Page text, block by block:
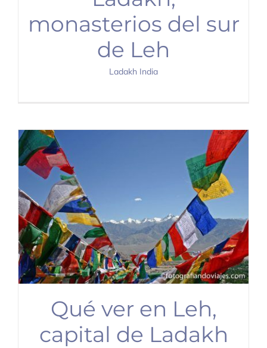
monasterios del sur
de Leh
Ladakh India
Qué ver en Leh,
capital de Ladakh